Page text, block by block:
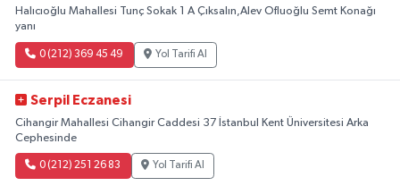
Halıcıoğlu Mahallesi Tunç Sokak 1 A Çıksalın,Alev Ofluoğlu Semt Konağı
yanı
0 (212) 369 45 49 Yol Tarifi Al
Serpil Eczanesi
Cihangir Mahallesi Cihangir Caddesi 37 İstanbul Kent Üniversitesi Arka
Cephesinde
0 (212) 251 26 83 Yol Tarifi Al